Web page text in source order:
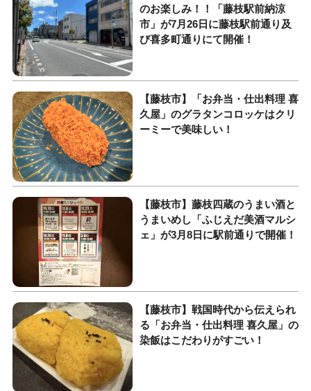
のお楽しみ！！「藤枝駅前納涼
市」が7月26日に藤枝駅前通り及
び喜多町通りにて開催！
【藤枝市】「お弁当・仕出料理 喜
久屋」のグラタンコロッケはクリ
ーミーで美味しい！
【藤枝市】藤枝四蔵のうまい酒と
うまいめし「ふじえだ美酒マルシ
ェ」が3月8日に駅前通りで開催！
【藤枝市】戦国時代から伝えられ
る「お弁当・仕出料理 喜久屋」の
染飯はこだわりがすごい！